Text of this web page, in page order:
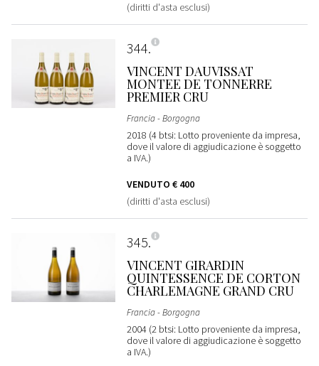
(diritti d'asta esclusi)
344
VINCENT DAUVISSAT
MONTEE DE TONNERRE
PREMIER CRU
Francia - Borgogna
2018 (4 btsi: Lotto proveniente da impresa,
dove il valore di aggiudicazione è soggetto
a IVA.)
VENDUTO € 400
(diritti d'asta esclusi)
345
VINCENT GIRARDIN
QUINTESSENCE DE CORTON
CHARLEMAGNE GRAND CRU
Francia - Borgogna
2004 (2 btsi: Lotto proveniente da impresa,
dove il valore di aggiudicazione è soggetto
a IVA.)